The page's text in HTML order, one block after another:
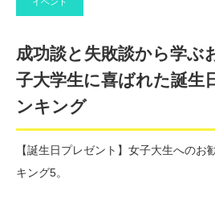
成功談と失敗談から学ぶ
子大学生に喜ばれた誕生
ンキング
【誕生日プレゼント】女子大生へのお
キング5。